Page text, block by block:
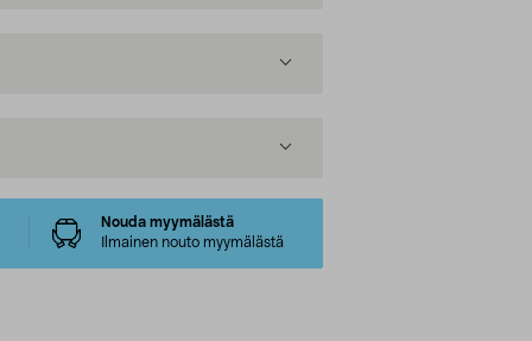
Nouda myymälästä
Ilmainen nouto myymälästä